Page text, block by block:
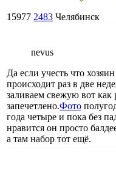
15977 2483 Челябинск
nevus
Да если учесть что
происходит раз в две
заливаем свежую вот как
запечетлено.Фото
года четыре и пока без
нравится он просто
а там набор тот ещё.